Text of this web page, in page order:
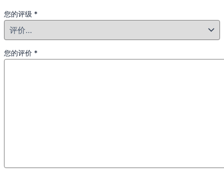
您的评级 *
您的评价 *